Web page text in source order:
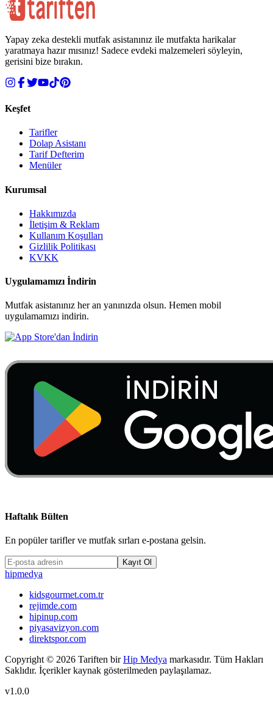
Yapay zeka destekli mutfak asistanınız ile mutfakta harikalar
yaratmaya hazır mısınız! Sadece evdeki malzemeleri söyleyin,
gerisini bize bırakın.
Keşfet
Tarifler
Dolap Asistanı
Tarif Defterim
Menüler
Kurumsal
Hakkımızda
İletişim & Reklam
Kullanım Koşulları
Gizlilik Politikası
KVKK
Uygulamamızı İndirin
Mutfak asistanınız her an yanınızda olsun. Hemen mobil
uygulamamızı indirin.
Haftalık Bülten
En popüler tarifler ve mutfak sırları e-postana gelsin.
Kayıt Ol
hipmedya
kidsgourmet.com.tr
rejimde.com
hipinup.com
piyasavizyon.com
direktspor.com
Copyright © 2026 Tariften birHip Medya markasıdır. Tüm Hakları
Saklıdır. İçerikler kaynak gösterilmeden paylaşılamaz.
v1.0.0